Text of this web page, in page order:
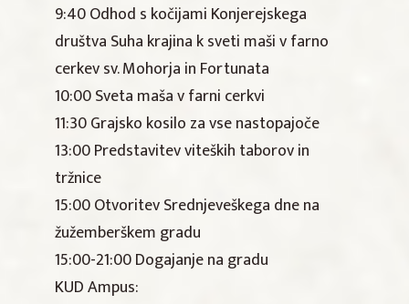
9:40 Odhod s kočijami Konjerejskega
društva Suha krajina k sveti maši v farno
cerkev sv. Mohorja in Fortunata
10:00 Sveta maša v farni cerkvi
11:30 Grajsko kosilo za vse nastopajoče
13:00 Predstavitev viteških taborov in
tržnice
15:00 Otvoritev Srednjeveškega dne na
žužemberškem gradu
15:00-21:00 Dogajanje na gradu
KUD Ampus: